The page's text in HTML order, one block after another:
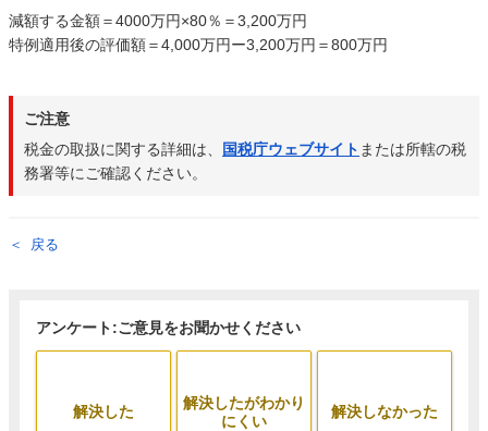
減額する金額＝4000万円×80％＝3,200万円
特例適用後の評価額＝4,000万円ー3,200万円＝800万円
ご注意
税金の取扱に関する詳細は、 国税庁ウェブサイト または所轄の税
務署等にご確認ください。
戻る
アンケート:ご意見をお聞かせください
解決した
解決したがわかり
にくい
解決しなかった